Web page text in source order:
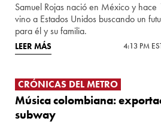
Samuel Rojas nació en México y hace
vino a Estados Unidos buscando un
para él y su familia.
LEER MÁS 4:13 PM
CRÓNICAS DEL METRO
Música colombiana:
subway